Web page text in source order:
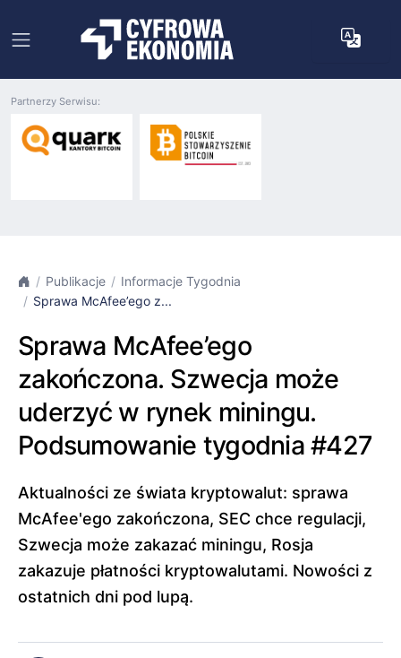
Partnerzy Serwisu:
Publikacje
Informacje Tygodnia
Sprawa McAfee’ego z...
Sprawa McAfee’ego
zakończona. Szwecja może
uderzyć w rynek miningu.
Podsumowanie tygodnia #427
Aktualności ze świata kryptowalut: sprawa
McAfee'ego zakończona, SEC chce regulacji,
Szwecja może zakazać miningu, Rosja
zakazuje płatności kryptowalutami. Nowości z
ostatnich dni pod lupą.